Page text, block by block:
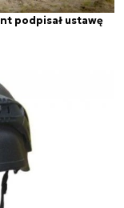
podpisał ustawę